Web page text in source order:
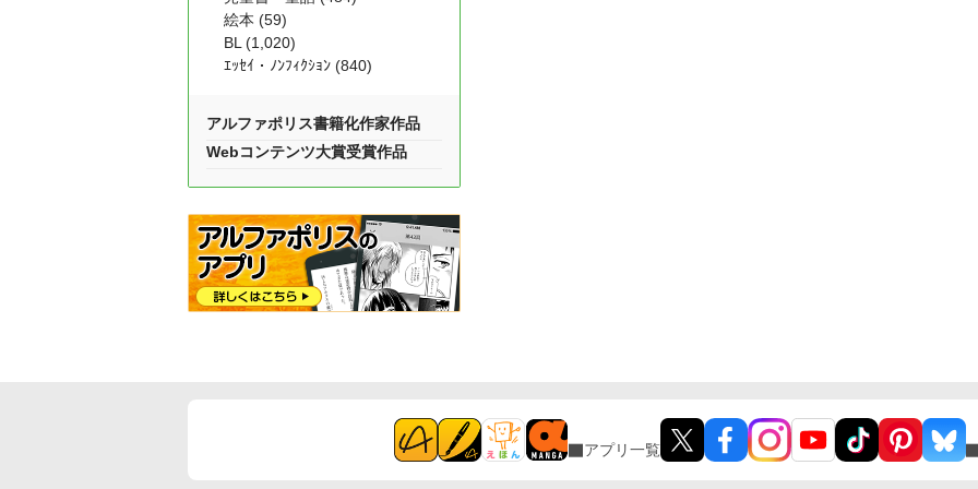
絵本 (59)
BL (1,020)
ｴｯｾｲ・ﾉﾝﾌｨｸｼｮﾝ (840)
アルファポリス書籍化作家作品
Webコンテンツ大賞受賞作品
アプリ一覧